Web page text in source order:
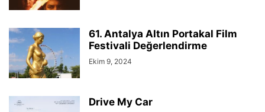
61. Antalya Altın Portakal Film
Festivali Değerlendirme
Ekim 9, 2024
Drive My Car